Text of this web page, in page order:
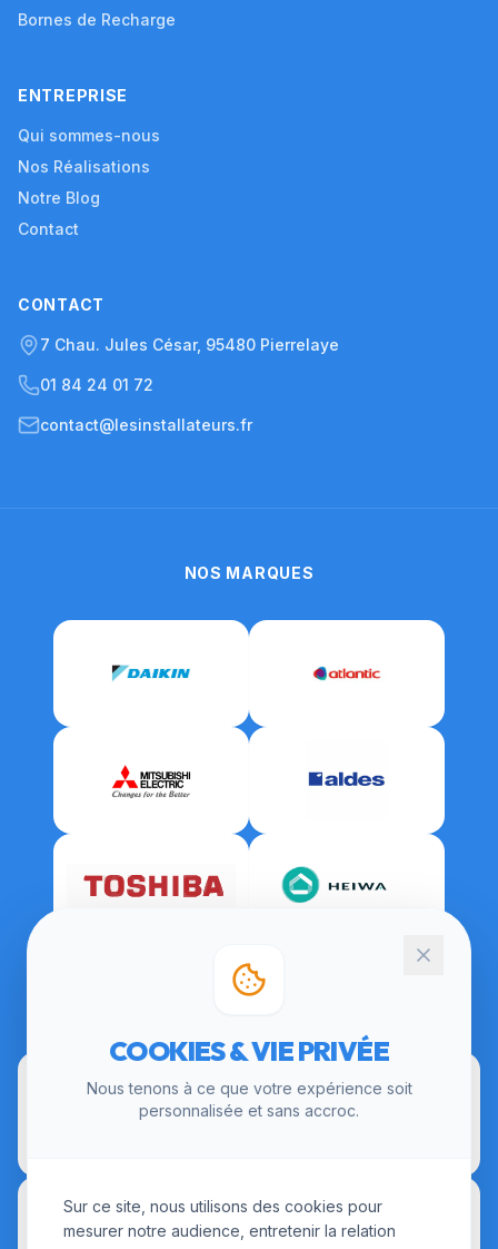
Bornes de Recharge
ENTREPRISE
Qui sommes-nous
Nos Réalisations
Notre Blog
Contact
CONTACT
7 Chau. Jules César, 95480 Pierrelaye
01 84 24 01 72
contact@lesinstallateurs.fr
NOS MARQUES
COOKIES & VIE PRIVÉE
Nous tenons à ce que votre expérience soit
personnalisée et sans accroc.
Sur ce site, nous utilisons des cookies pour
mesurer notre audience, entretenir la relation